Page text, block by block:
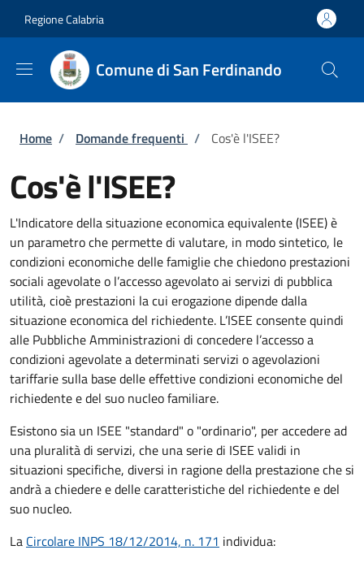
Regione Calabria
Comune di San Ferdinando
Briciole di pane
Home / Domande frequenti / Cos'è l'ISEE?
Cos'è l'ISEE?
L'Indicatore della situazione economica equivalente (ISEE) è
un parametro che permette di valutare, in modo sintetico, le
condizioni economiche delle famiglie che chiedono prestazioni
sociali agevolate o l’accesso agevolato ai servizi di pubblica
utilità, cioè prestazioni la cui erogazione dipende dalla
situazione economica del richiedente. L’ISEE consente quindi
alle Pubbliche Amministrazioni di concedere l’accesso a
condizioni agevolate a determinati servizi o agevolazioni
tariffarie sulla base delle effettive condizioni economiche del
richiedente e del suo nucleo familiare.
Esistono sia un ISEE "standard" o "ordinario", per accedere ad
una pluralità di servizi, che una serie di ISEE validi in
situazioni specifiche, diversi in ragione della prestazione che si
andrà a chiedere e delle caratteristiche del richiedente e del
suo nucleo.
La Circolare INPS 18/12/2014, n. 171 individua: